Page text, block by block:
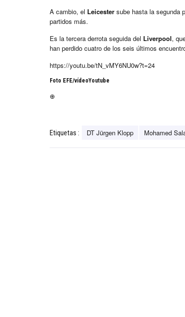
A cambio, el Leicester sube hasta la segunda
partidos más.
Es la tercera derrota seguida del Liverpool,
han perdido cuatro de los seis últimos
https://youtu.be/tN_vMY6NU0w?t=24
Foto EFE/vídeoYoutube
⊕
Etiquetas : DT Jürgen Klopp Mohamed